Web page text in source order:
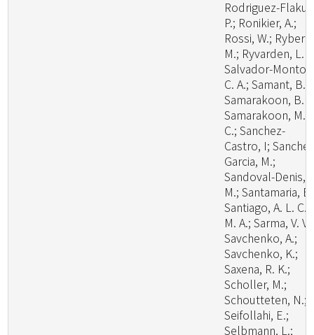
Rodriguez-
P.; Ronikier, A.;
Rossi, W.; Ryberg,
M.; Ryvarden, L.
Salvador-
C. A.; Samant, B.;
Samarakoon, B.
Samarakoon, M.
C.; Sanchez-
Castro, I;
Garcia, M.;
Sandoval-Denis,
M.; Santamaria,
Santiago, A. L. C.
M. A.; Sarma, V. V.;
Savchenko, A.;
Savchenko, K.;
Saxena, R. K.;
Scholler, M.;
Schoutteten, N.;
Seifollahi, E.;
Selbmann, L.;